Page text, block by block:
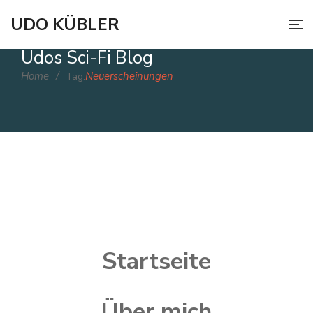
UDO KÜBLER
Udos Sci-Fi Blog
Home / Tag:Neuerscheinungen
Ereignisse werfen ihre Schatten voraus
gesprochen haben.
Startseite